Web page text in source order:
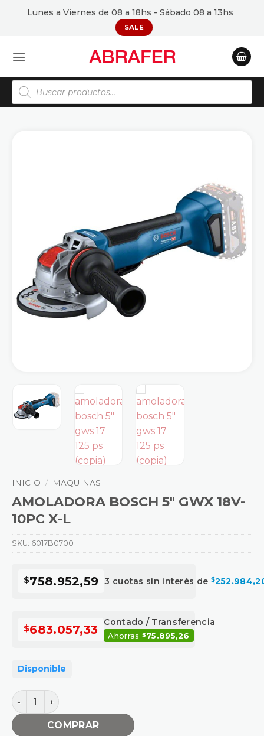
Lunes a Viernes de 08 a 18hs - Sábado 08 a 13hs
SALE
Búsqueda
de
productos
INICIO / MAQUINAS
AMOLADORA BOSCH 5″ GWX 18V-
10PC X-L
$758.952,59 3 cuotas sin interés de $
$683.057,33
Contado / Transferencia
Ahorras $75.895,26
Disponible
AMOLADORA BOSCH 5" GWX 18V-10PC X-L cantidad
COMPRAR
SKU: 6017B0700